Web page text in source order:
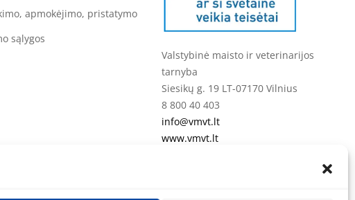
apmokėjimo, pristatymo
sąlygos
Valstybinė maisto ir veterinarijos
tarnyba
Siesikų g. 19 LT-07170 Vilnius
8 800 40 403
info@vmvt.lt
www.vmvt.lt